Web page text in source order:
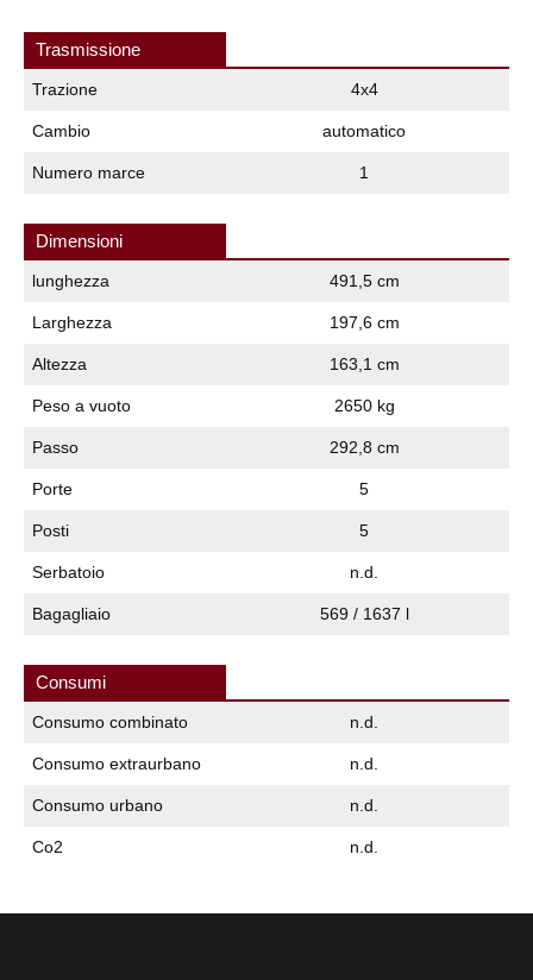
Trasmissione
Trazione 4x4
Cambio automatico
Numero marce 1
Dimensioni
lunghezza 491,5 cm
Larghezza 197,6 cm
Altezza 163,1 cm
Peso a vuoto 2650 kg
Passo 292,8 cm
Porte 5
Posti 5
Serbatoio n.d.
Bagagliaio 569 / 1637 l
Consumi
Consumo combinato n.d.
Consumo extraurbano n.d.
Consumo urbano n.d.
Co2 n.d.